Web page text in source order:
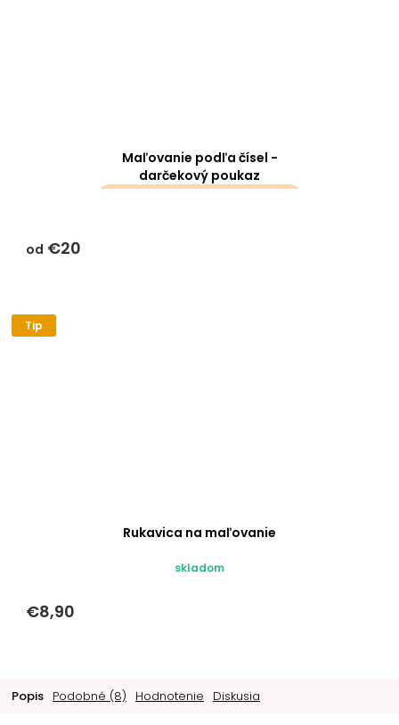
Maľovanie podľa čísel -
darčekový poukaz
od €20
Tip
Rukavica na maľovanie
skladom
€8,90
Popis Podobné (8) Hodnotenie Diskusia